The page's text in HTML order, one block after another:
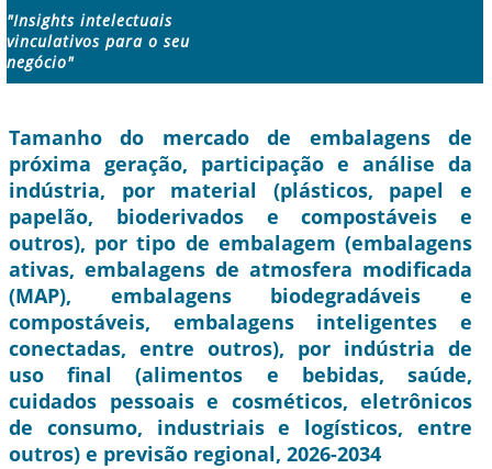
"Insights intelectuais
vinculativos para o seu
negócio"
Tamanho do mercado de embalagens de
próxima geração, participação e análise da
indústria, por material (plásticos, papel e
papelão, bioderivados e compostáveis e
outros), por tipo de embalagem (embalagens
ativas, embalagens de atmosfera modificada
(MAP), embalagens biodegradáveis e
compostáveis, embalagens inteligentes e
conectadas, entre outros), por indústria de
uso final (alimentos e bebidas, saúde,
cuidados pessoais e cosméticos, eletrônicos
de consumo, industriais e logísticos, entre
outros) e previsão regional, 2026-2034